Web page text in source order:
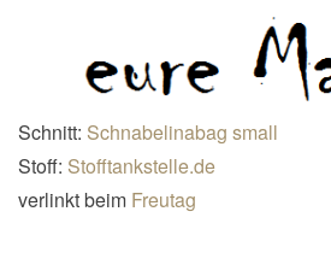
Schnitt: Schnabelinabag small
Stoff: Stofftankstelle.de
verlinkt beim Freutag